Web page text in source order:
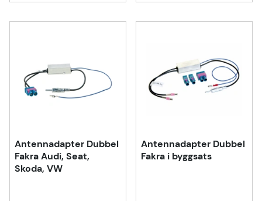
Antennadapter Dubbel
Fakra Audi, Seat,
Skoda, VW
Antennadapter Dubbel
Fakra i byggsats